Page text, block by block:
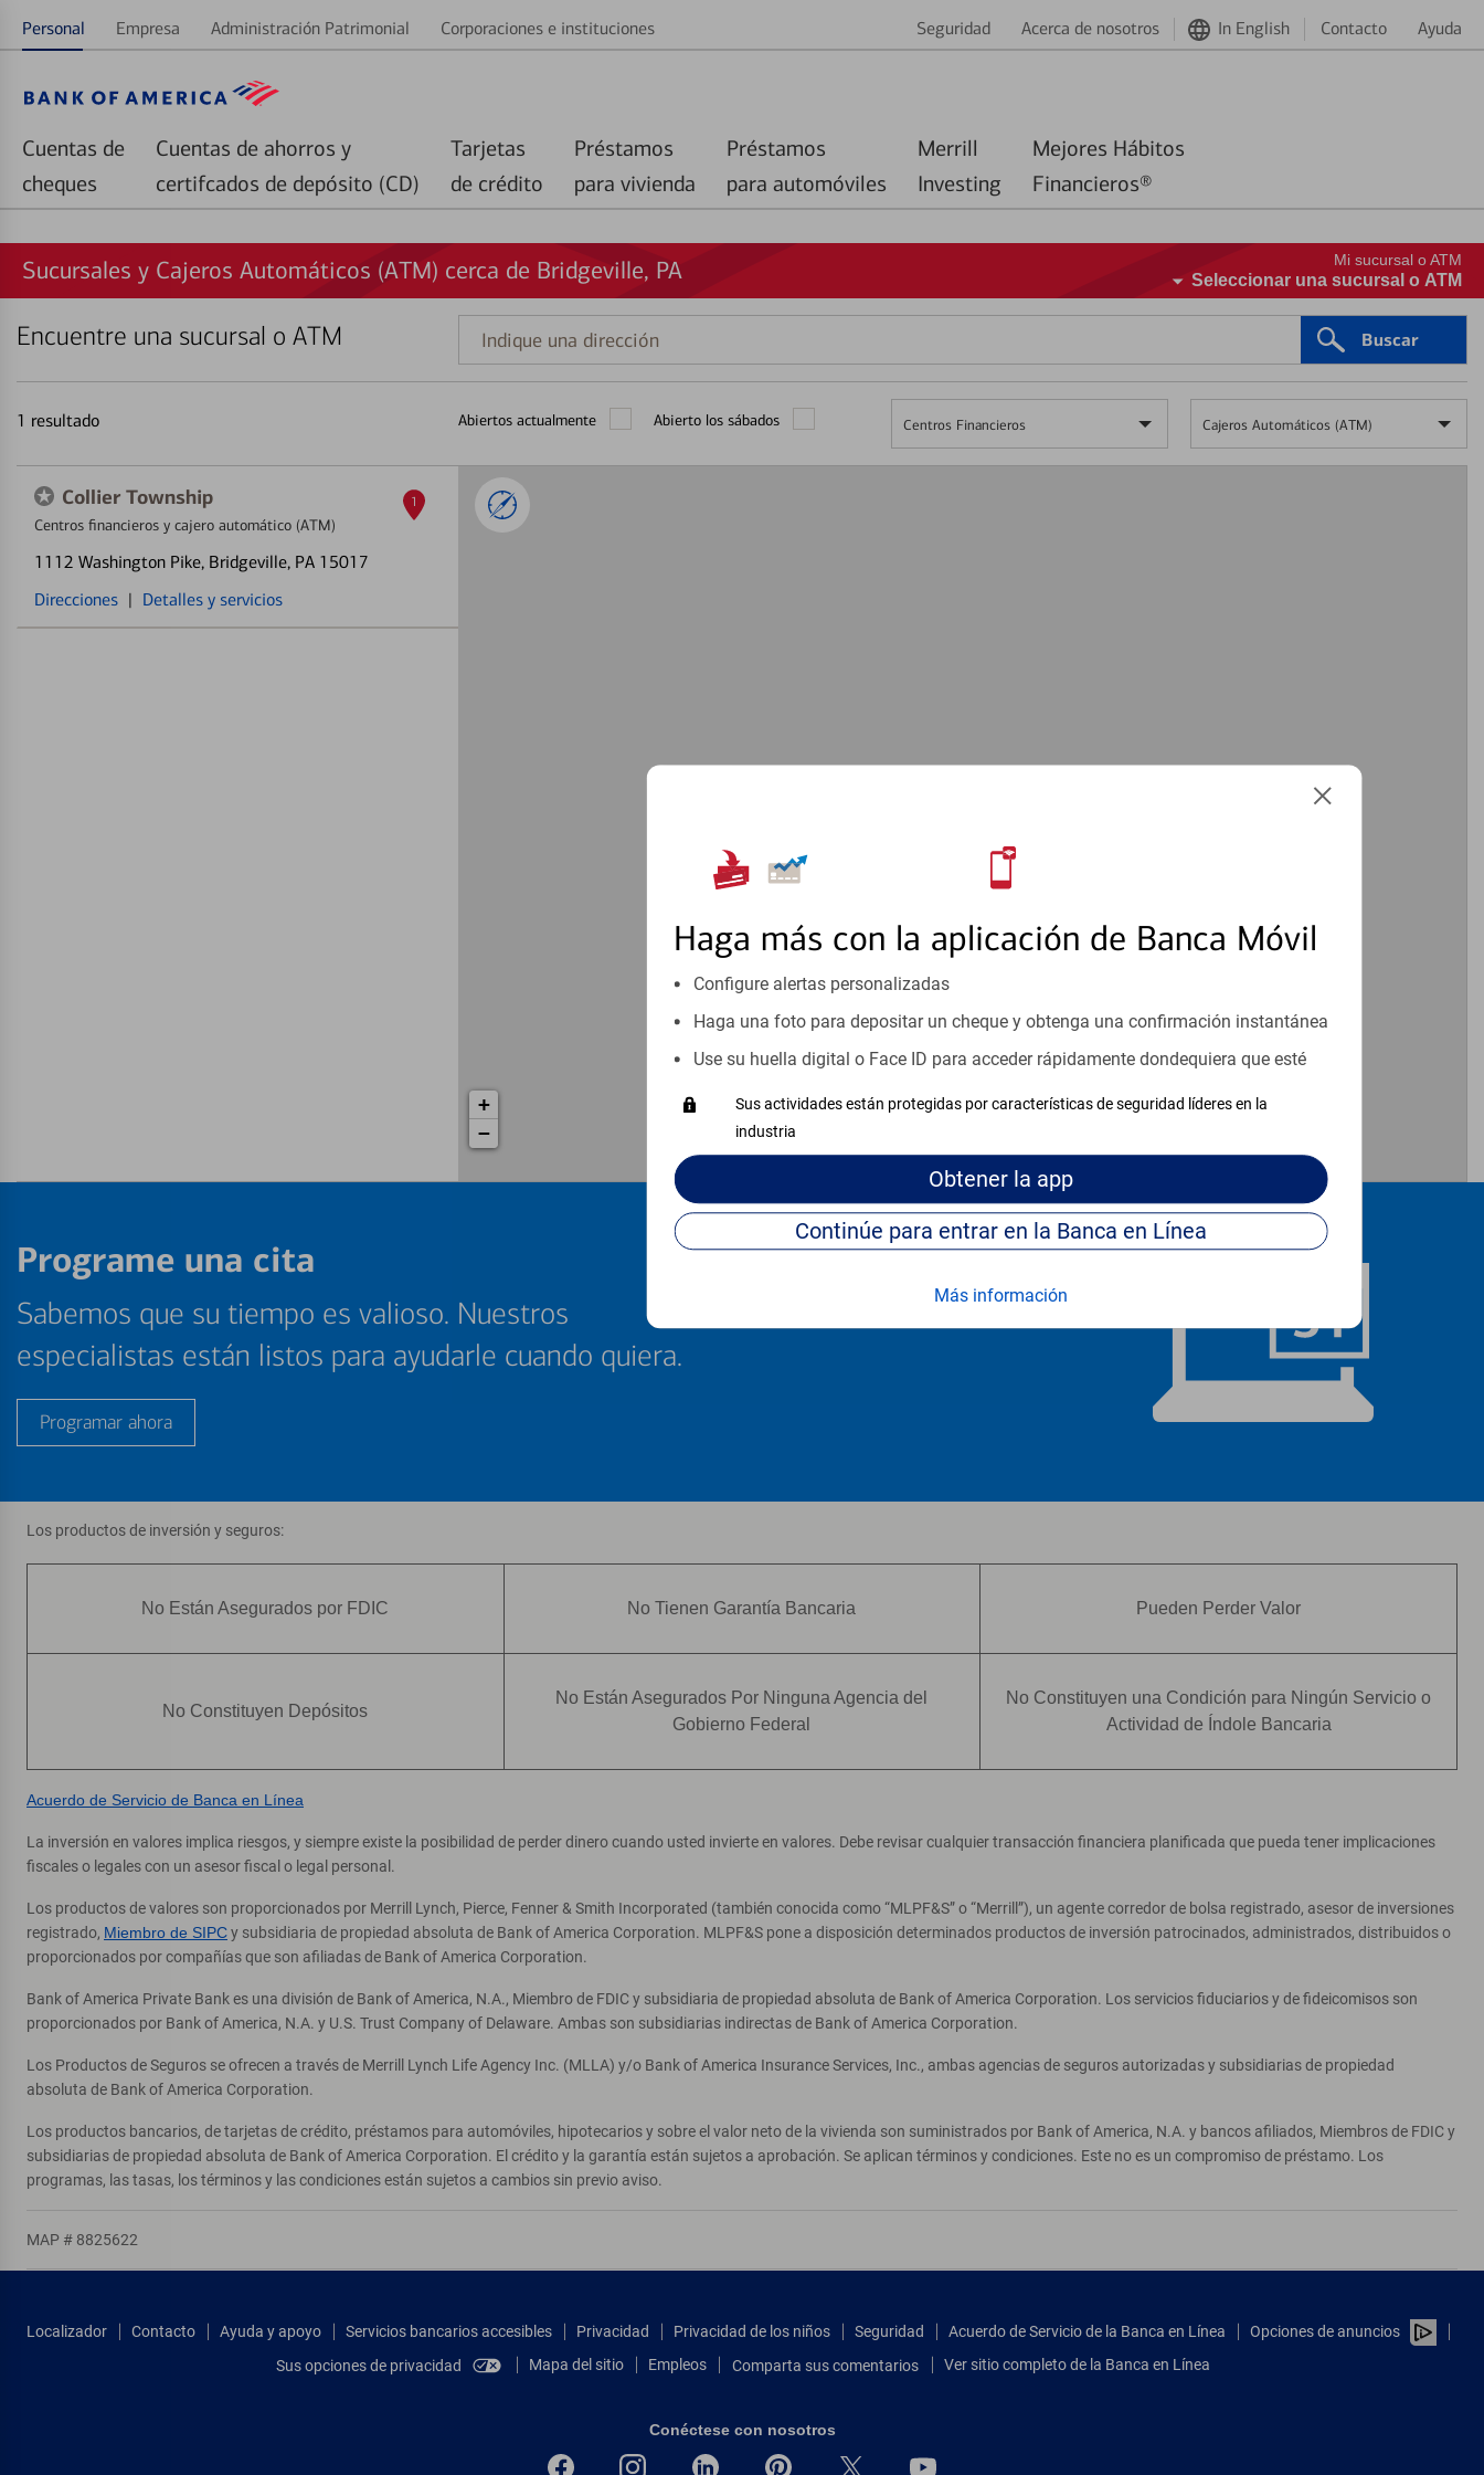
Personal Empresa Administración Patrimonial Corporaciones e instituciones Seguridad Acerca de nosotros In English Contacto Ayuda
Cuentas de
cheques
Cuentas de ahorros y
certifcados de depósito (CD)
Tarjetas
de crédito
Préstamos
para vivienda
Préstamos
para automóviles
Merrill
Investing
Mejores Hábitos
Financieros®
Haga más con la aplicación de Banca Móvil
Configure alertas personalizadas
Haga una foto para depositar un cheque y obtenga una confirmación instantánea
Use su huella digital o Face ID para acceder rápidamente dondequiera que esté
Sus actividades están protegidas por características de seguridad líderes en la
industria
Obtener la app
Continúe para entrar en la Banca en Línea
Más información
Sucursales y Cajeros Automáticos (ATM) cerca de Bridgeville, PA Mi sucursal o ATM
Seleccionar una sucursal o ATM
Encuentre una sucursal o ATM
Indique
una
Buscar
1 resultado Abiertos actualmente Abierto los sábados Centros Financieros Cajeros Automáticos (ATM)
Collier Township
Centros financieros y cajero automático (ATM)
1112 Washington Pike, Bridgeville, PA 15017
Direcciones | Detalles y servicios
1
+
−
Programe una cita
Sabemos que su tiempo es valioso. Nuestros
especialistas están listos para ayudarle cuando quiera.
Programar ahora
Los productos de inversión y seguros:
No Están Asegurados por FDIC No Tienen Garantía Bancaria Pueden Perder Valor
No Constituyen Depósitos
No Están Asegurados Por Ninguna Agencia del
Gobierno Federal
No Constituyen una Condición para Ningún Servicio o
Actividad de Índole Bancaria
Acuerdo de Servicio de Banca en Línea
La inversión en valores implica riesgos, y siempre existe la posibilidad de perder dinero cuando usted invierte en valores. Debe revisar cualquier transacción financiera planificada que pueda tener implicaciones
fiscales o legales con un asesor fiscal o legal personal.
Los productos de valores son proporcionados por Merrill Lynch, Pierce, Fenner & Smith Incorporated (también conocida como “MLPF&S” o “Merrill”), un agente corredor de bolsa registrado, asesor de inversiones
registrado, Miembro de SIPCy subsidiaria de propiedad absoluta de Bank of America Corporation. MLPF&S pone a disposición determinados productos de inversión patrocinados, administrados, distribuidos o
proporcionados por compañías que son afiliadas de Bank of America Corporation.
Bank of America Private Bank es una división de Bank of America, N.A., Miembro de FDIC y subsidiaria de propiedad absoluta de Bank of America Corporation. Los servicios fiduciarios y de fideicomisos son
proporcionados por Bank of America, N.A. y U.S. Trust Company of Delaware. Ambas son subsidiarias indirectas de Bank of America Corporation.
Los Productos de Seguros se ofrecen a través de Merrill Lynch Life Agency Inc. (MLLA) y/o Bank of America Insurance Services, Inc., ambas agencias de seguros autorizadas y subsidiarias de propiedad
absoluta de Bank of America Corporation.
Los productos bancarios, de tarjetas de crédito, préstamos para automóviles, hipotecarios y sobre el valor neto de la vivienda son suministrados por Bank of America, N.A. y bancos afiliados, Miembros de FDIC y
subsidiarias de propiedad absoluta de Bank of America Corporation. El crédito y la garantía están sujetos a aprobación. Se aplican términos y condiciones. Este no es un compromiso de préstamo. Los
programas, las tasas, los términos y las condiciones están sujetos a cambios sin previo aviso.
MAP # 8825622
Localizador Contacto Ayuda y apoyo Servicios bancarios accesibles Privacidad Privacidad de los niños Seguridad Acuerdo de Servicio de la Banca en Línea
Opciones de anuncios
Sus opciones de privacidad
Mapa del sitio Empleos Comparta sus comentarios Ver sitio completo de la Banca en Línea
Conéctese con nosotros